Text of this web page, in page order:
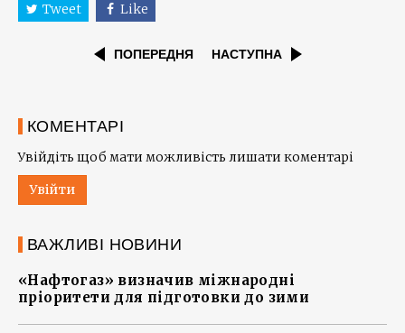
Tweet Like
ПОПЕРЕДНЯ НАСТУПНА
КОМЕНТАРІ
Увійдіть щоб мати можливість лишати коментарі
Увійти
ВАЖЛИВІ НОВИНИ
«Нафтогаз» визначив міжнародні
пріоритети для підготовки до зими